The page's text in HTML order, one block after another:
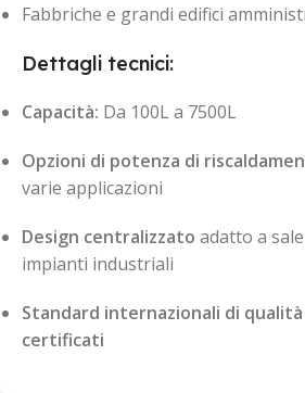
Fabbriche e grandi edifici
Dettagli tecnici:
Capacità: Da 100L a 7500L
Opzioni di potenza di
varie applicazioni
Design centralizzato adatto a
impianti industriali
Standard internazionali di qualità
certificati